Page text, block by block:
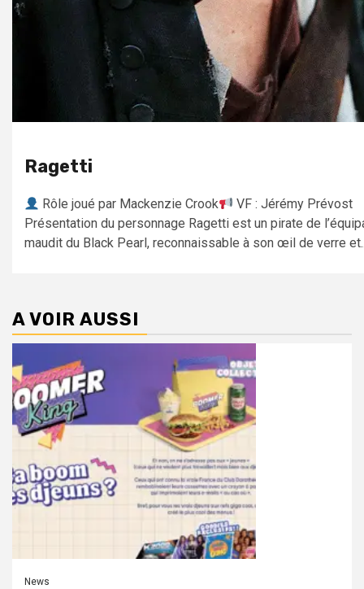
Ragetti
Rôle joué par Mackenzie Crook
VF : Jérémy Prévost
Présentation du personnage Ragetti est un pirate de
maudit du Black Pearl, reconnaissable à son œil de verre
A VOIR AUSSI
News